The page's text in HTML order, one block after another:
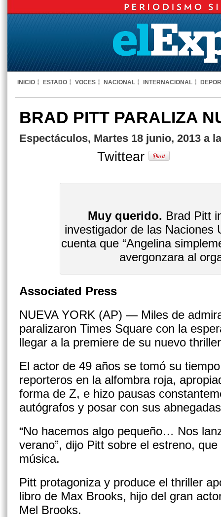
INICIO ESTADO VOCES NACIONAL INTERNACIONAL
BRAD PITT PARALIZA
Espectáculos, Martes 18 junio, 2013 a
Twittear
Muy querido. Brad Pitt
investigador de las Naciones
cuenta que “Angelina
avergonzara al
Associated Press
NUEVA YORK (AP) — Miles de
paralizaron Times Square con la
llegar a la premiere de su nuevo
El actor de 49 años se tomó su
reporteros en la alfombra roja,
forma de Z, e hizo pausas
autógrafos y posar con sus
“No hacemos algo pequeño… Nos
verano”, dijo Pitt sobre el estreno,
música.
Pitt protagoniza y produce el thriller
libro de Max Brooks, hijo del gran
Mel Brooks.